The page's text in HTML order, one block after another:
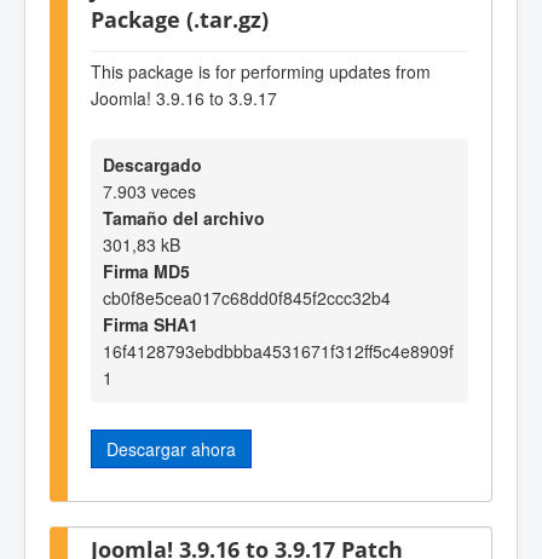
Package (.tar.gz)
This package is for performing updates from
Joomla! 3.9.16 to 3.9.17
Descargado
7.903 veces
Tamaño del archivo
301,83 kB
Firma MD5
cb0f8e5cea017c68dd0f845f2ccc32b4
Firma SHA1
16f4128793ebdbbba4531671f312ff5c4e8909f
1
Descargar ahora
Joomla! 3.9.16 to 3.9.17 Patch